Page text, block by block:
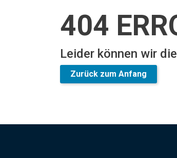
404
Leider können wir
Zurück zum Anfang